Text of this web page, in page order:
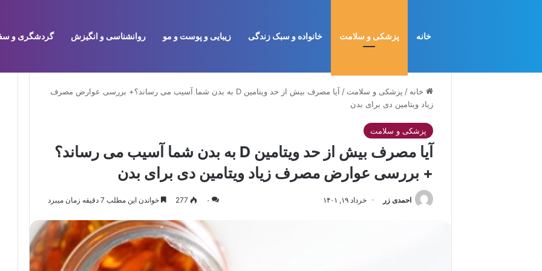
خانه پزشکی و سلامت خانواده و سبک زندگی زیبایی و پوست و مو روانشناسی و انگیزش گردشگری و
خانه / پزشکی و سلامت /
آیا مصرف بیش از حد ویتامین D به بدن شما آسیب می رساند؟+ بررسی عوارض مصرف
زیاد ویتامین دی برای بدن
پزشکی و سلامت
آیا مصرف بیش از حد ویتامین D به بدن شما آسیب می رساند؟
+ بررسی عوارض مصرف زیاد ویتامین دی برای بدن
احمدی زر خرداد ۱۹, ۱۴۰۱ ۰ 277 خواندن این مطلب 7 دقیقه زمان میبرد